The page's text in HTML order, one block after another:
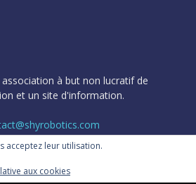
à but non lucratif de
et un site d'information.
acceptez leur utilisation.
aux cookies